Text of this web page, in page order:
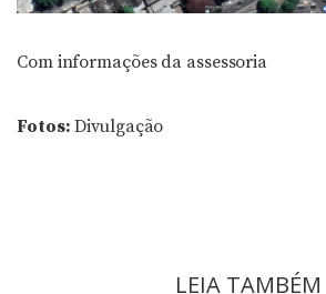
Com informações da assessoria
Fotos: Divulgação
LEIA TAMBÉM